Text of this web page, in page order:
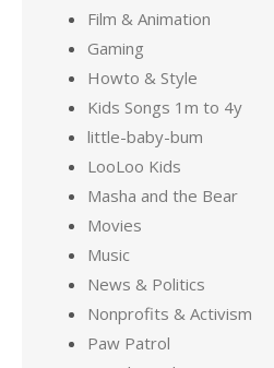
Film & Animation
Gaming
Howto & Style
Kids Songs 1m to 4y
little-baby-bum
LooLoo Kids
Masha and the Bear
Movies
Music
News & Politics
Nonprofits & Activism
Paw Patrol